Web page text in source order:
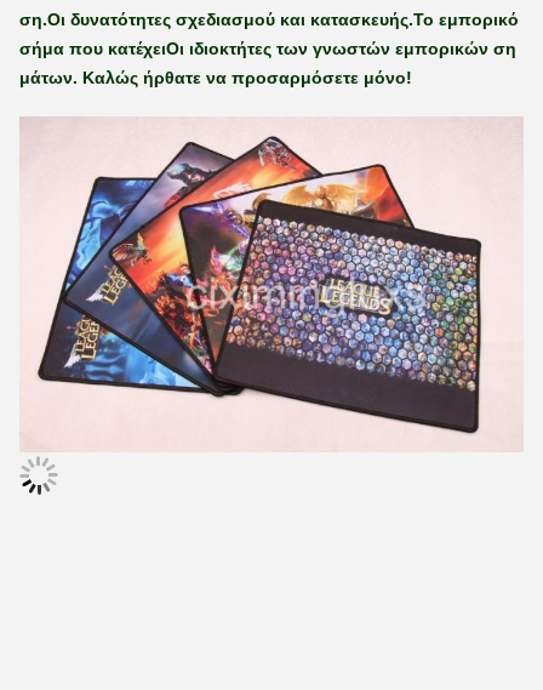
ση.Οι δυνατότητες σχεδιασμού και κατασκευής.Το εμπορικό
σήμα που κατέχειΟι ιδιοκτήτες των γνωστών εμπορικών ση
μάτων. Καλώς ήρθατε να προσαρμόσετε μόνο!